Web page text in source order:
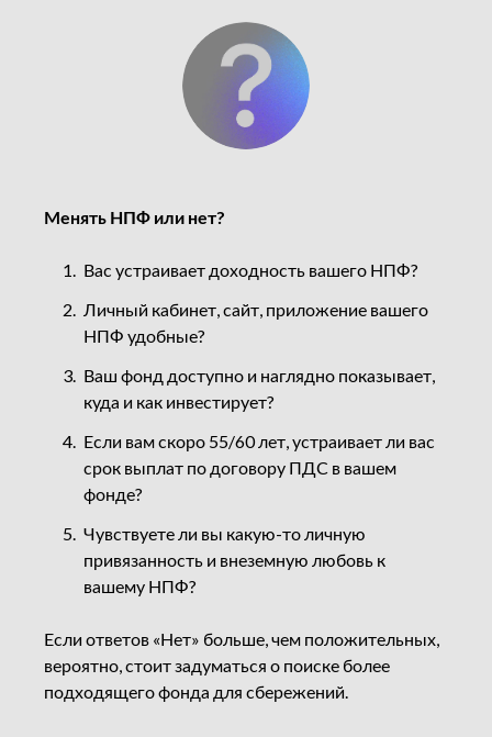
Менять НПФ или нет?
Вас устраивает доходность вашего НПФ?
Личный кабинет, сайт, приложение вашего
НПФ удобные?
Ваш фонд доступно и наглядно показывает,
куда и как инвестирует?
Если вам скоро 55/60 лет, устраивает ли вас
срок выплат по договору ПДС в вашем
фонде?
Чувствуете ли вы какую-то личную
привязанность и внеземную любовь к
вашему НПФ?
Если ответов «Нет» больше, чем положительных,
вероятно, стоит задуматься о поиске более
подходящего фонда для сбережений.